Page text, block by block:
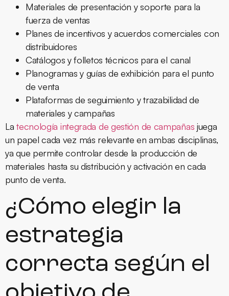
Materiales de presentación y soporte para la
fuerza de ventas
Planes de incentivos y acuerdos comerciales con
distribuidores
Catálogos y folletos técnicos para el canal
Planogramas y guías de exhibición para el punto
de venta
Plataformas de seguimiento y trazabilidad de
materiales y campañas
Latecnología integrada de gestión de campañas juega
un papel cada vez más relevante en ambas disciplinas,
ya que permite controlar desde la producción de
materiales hasta su distribución y activación en cada
punto de venta.
¿Cómo elegir la
estrategia
correcta según el